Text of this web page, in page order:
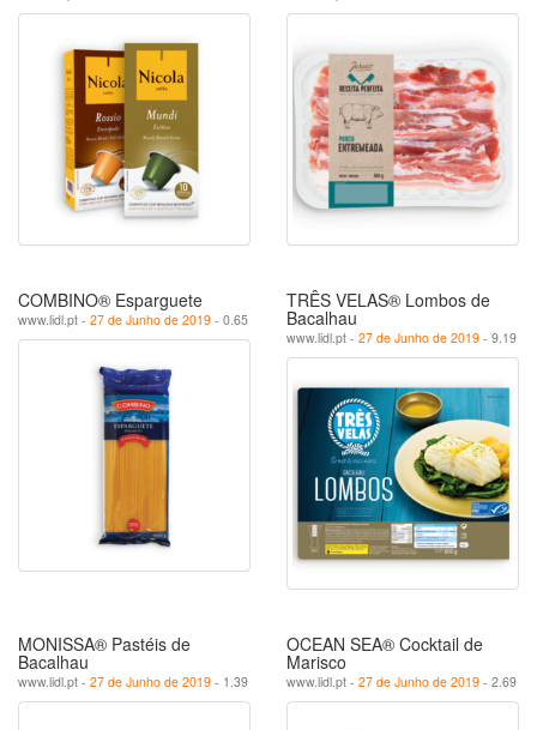
COMBINO® Esparguete
www.lidl.pt - 27 de Junho de 2019 - 0.65
TRÊS VELAS® Lombos de
Bacalhau
www.lidl.pt - 27 de Junho de 2019 - 9.19
MONISSA® Pastéis de
Bacalhau
www.lidl.pt - 27 de Junho de 2019 - 1.39
OCEAN SEA® Cocktail de
Marisco
www.lidl.pt - 27 de Junho de 2019 - 2.69